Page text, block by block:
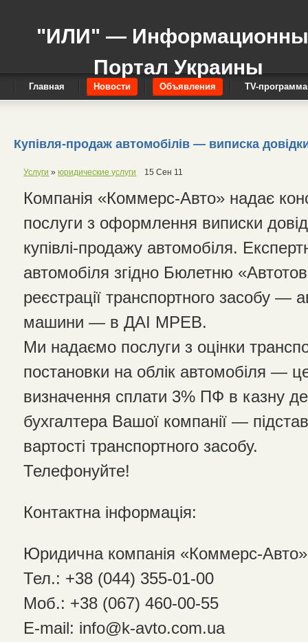
"ИЛИ" —
Портал Украины
Главная Новости Объявления TV-программа
Купівля-продаж автомобілів — виписка
Услуги »юридические услуги 15 Сен 11
Компанія «Коммерс-Авто» надає
послуги з оформлення виписки
купівлі-продажу автомобіля.
автомобіля згідно Бюлетню
реєстрації транспортного засобу —
машини — в ДАІ МРЕВ.
Ми надаємо послуги з оцінки
постановки на облік автомобіля —
визначення сплати 3% ПФ в казну
бухгалтера Вашої компанії —
вартості транспортного засобу.
Телефонуйте!
Контактна інформація:
Юридична компанія «Коммерс-Авто»
Тел.: +38 (044) 355-01-00
Моб.: +38 (067) 460-00-55
E-mail: info@k-avto.com.ua